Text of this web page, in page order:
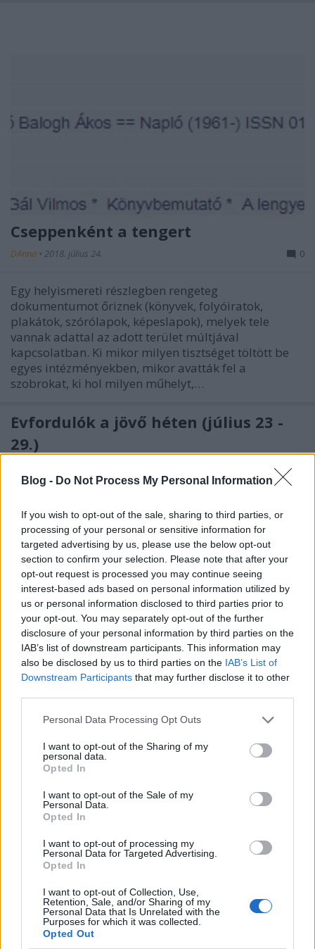
Blog - Do Not Process My Personal Information
If you wish to opt-out of the sale, sharing to third parties, or
processing of your personal or sensitive information for
targeted advertising by us, please use the below opt-out
section to confirm your selection. Please note that after your
opt-out request is processed you may continue seeing
interest-based ads based on personal information utilized by
us or personal information disclosed to third parties prior to
your opt-out. You may separately opt-out of the further
disclosure of your personal information by third parties on the
IAB’s list of downstream participants. This information may
also be disclosed by us to third parties on the IAB’s List of
Downstream Participants that may further disclose it to other
Please note that this website/app uses one or more Google
not limited to your visit or usage behaviour. You may click to
grant or deny consent to Google and its third-party tags to
use your data for below specified purposes in below Google
consent section.
Personal Data Processing Opt Outs
I want to opt-out of the Sharing of my
personal data.
Opted In
I want to opt-out of the Sale of my
Personal Data.
Opted In
I want to opt-out of processing my
Personal Data for Targeted Advertising.
Opted In
I want to opt-out of Collection, Use,
Retention, Sale, and/or Sharing of my
Personal Data that Is Unrelated with the
Purposes for which it was collected.
Opted Out
Cseppenként a tengert
DAnna • 2018. július 24. 0
Egy helyismereti részlegben rengeteg
dokumentumot őriznek (könyvek, folyóiratok,
plakátok, szórólapok, képeslapok), melyek tele
vannak adattal az adott terület múltjával
kapcsolatban. Ki mikor milyen tisztséget töltött be
egyes intézményekben, mikor avatták fel a
szobrokat, ki hol milyen műhelyt,…
Évfordulók a jövő héten (július 23 -
29.)
2008) Vörös János (1891 - 1968) Dobák Lajos (1928 -
2006) Rosta Ferenc (1913 - 1978) Fenyvessy László
(1893 - 1963) Schmidt Ferenc (1881 - 1958) 50 éve
nyílt meg a szabadtéri mozi Veszprémben A Mária-
kút felavatása
•2018. július 17.
Ezt a posztot ott kell kezdeni, ahol az előző
abbamaradt: 1952-ben önálló intézmény lett a
megyei könyvtár. Még nem illethetjük mostani
nevén, mert Eötvös Károly nevét csak 1968-ban vette